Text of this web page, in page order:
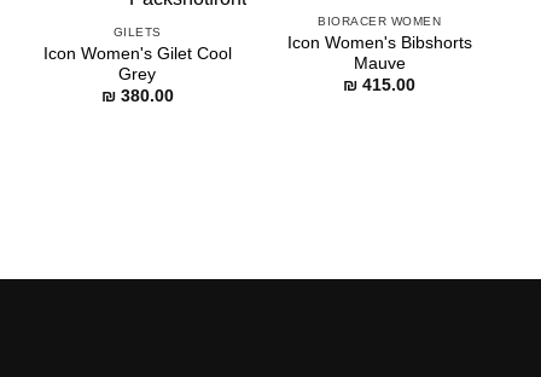
BIORACER WOMEN
Icon Women's Bibshorts
Mauve
₪ 415.00
GILETS
Icon Women's Gilet Cool
Grey
₪380.00